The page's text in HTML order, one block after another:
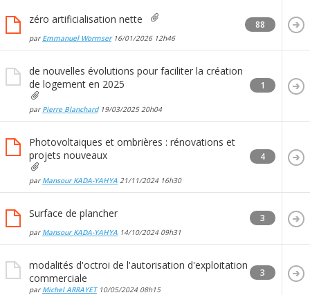
zéro artificialisation nette
par Emmanuel Wormser16/01/2026 12h46
88
de nouvelles évolutions pour faciliter la création
de logement en 2025
par Pierre Blanchard19/03/202520h04
1
Photovoltaiques et ombrières : rénovations et
projets nouveaux
par Mansour KADA-YAHYA 21/11/2024 16h30
4
Surface de plancher
par Mansour KADA-YAHYA 14/10/2024 09h31
3
modalités d'octroi de l'autorisation d'exploitation
commerciale
par Michel ARRAYET10/05/2024 08h15
3